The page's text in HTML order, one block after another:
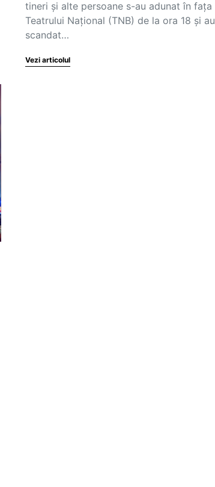
tineri și alte persoane s-au adunat în fața
Teatrului Național (TNB) de la ora 18 și au
scandat…
Vezi articolul